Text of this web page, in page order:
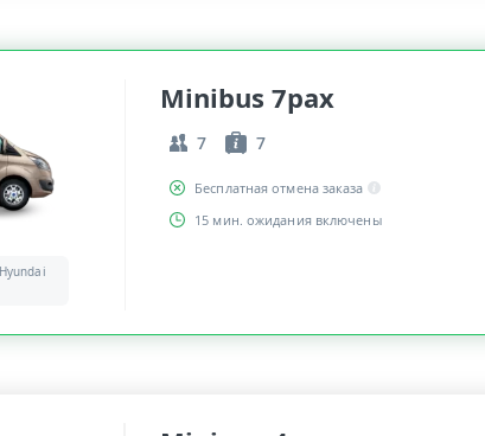
Minibus 7pax
7 7
Бесплатная отмена заказа
15 мин. ожидания включены